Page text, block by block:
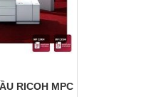
RICOH MPC